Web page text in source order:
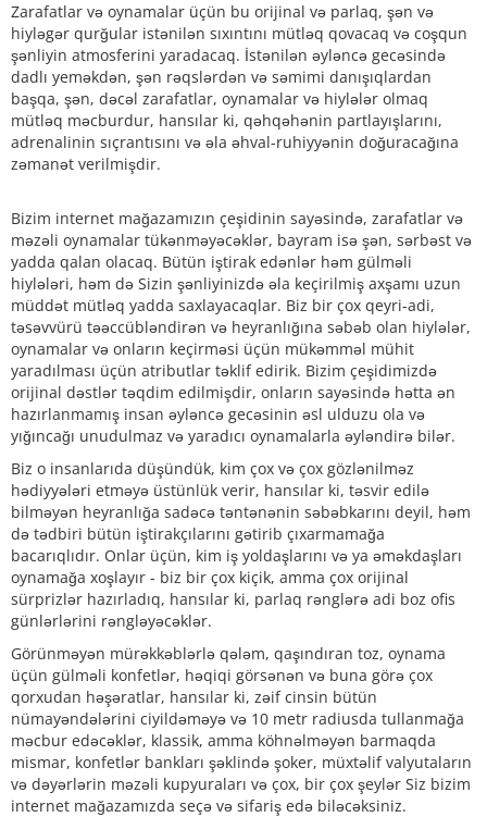
Zarafatlar və oynamalar üçün bu orijinal və parlaq, şən və
hiyləgər qurğular istənilən sıxıntını mütləq qovacaq və coşqun
şənliyin atmosferini yaradacaq. İstənilən əyləncə gecəsində
dadlı yeməkdən, şən rəqslərdən və səmimi danışıqlardan
başqa, şən, dəcəl zarafatlar, oynamalar və hiylələr olmaq
mütləq məcburdur, hansılar ki, qəhqəhənin partlayışlarını,
adrenalinin sıçrantısını və əla əhval-ruhiyyənin doğuracağına
zəmanət verilmişdir.
Bizim internet mağazamızın çeşidinin sayəsində, zarafatlar və
məzəli oynamalar tükənməyəcəklər, bayram isə şən, sərbəst və
yadda qalan olacaq. Bütün iştirak edənlər həm gülməli
hiylələri, həm də Sizin şənliyinizdə əla keçirilmiş axşamı uzun
müddət mütləq yadda saxlayacaqlar. Biz bir çox qeyri-adi,
təsəvvürü təəccübləndirən və heyranlığına səbəb olan hiylələr,
oynamalar və onların keçirməsi üçün mükəmməl mühit
yaradılması üçün atributlar təklif edirik. Bizim çeşidimizdə
orijinal dəstlər təqdim edilmişdir, onların sayəsində hətta ən
hazırlanmamış insan əyləncə gecəsinin əsl ulduzu ola və
yığıncağı unudulmaz və yaradıcı oynamalarla əyləndirə bilər.
Biz o insanlarıda düşündük, kim çox və çox gözlənilməz
hədiyyələri etməyə üstünlük verir, hansılar ki, təsvir edilə
bilməyən heyranlığa sadəcə təntənənin səbəbkarını deyil, həm
də tədbiri bütün iştirakçılarını gətirib çıxarmamağa
bacarıqlıdır. Onlar üçün, kim iş yoldaşlarını və ya əməkdaşları
oynamağa xoşlayır - biz bir çox kiçik, amma çox orijinal
sürprizlər hazırladıq, hansılar ki, parlaq rənglərə adi boz ofis
günlərlərini rəngləyəcəklər.
Görünməyən mürəkkəblərlə qələm, qaşındıran toz, oynama
üçün gülməli konfetlər, həqiqi görsənən və buna görə çox
qorxudan həşəratlar, hansılar ki, zəif cinsin bütün
nümayəndələrini ciyildəməyə və 10 metr radiusda tullanmağa
məcbur edəcəklər, klassik, amma köhnəlməyən barmaqda
mismar, konfetlər bankları şəklində şoker, müxtəlif valyutaların
və dəyərlərin məzəli kupyuraları və çox, bir çox şeylər Siz bizim
internet mağazamızda seçə və sifariş edə biləcəksiniz.